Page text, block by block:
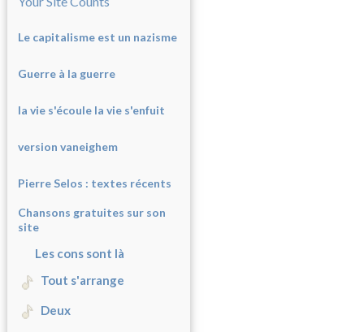
Le capitalisme est un nazisme
Guerre à la guerre
la vie s'écoule la vie s'enfuit
version vaneighem
Pierre Selos : textes récents
Chansons gratuites sur son
site
Les cons sont là
Tout s'arrange
Deux